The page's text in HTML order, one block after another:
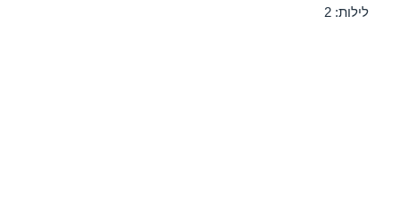
לילות: 2